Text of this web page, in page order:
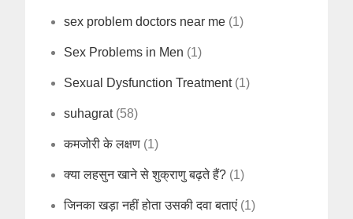
sex problem doctors near me (1)
Sex Problems in Men (1)
Sexual Dysfunction Treatment(1)
suhagrat(58)
कमजोरी के लक्षण (1)
क्या लहसुन खाने से शुक्राणु बढ़ते हैं? (1)
जिनका खड़ा नहीं होता उसकी दवा बताएं (1)